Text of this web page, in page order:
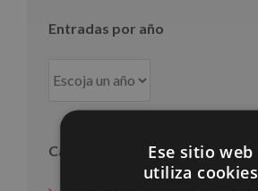
Entradas por año
Categorías
Ese sitio web
utiliza cookies